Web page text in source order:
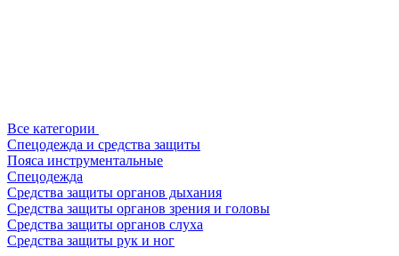
Все категории
Спецодежда и средства защиты
Пояса инструментальные
Спецодежда
Средства защиты органов дыхания
Средства защиты органов зрения и головы
Средства защиты органов слуха
Средства защиты рук и ног